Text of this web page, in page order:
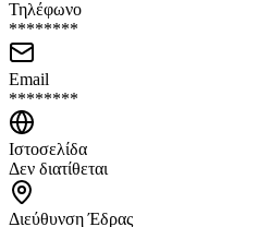
Τηλέφωνο
********
Email
********
Ιστοσελίδα
Δεν διατίθεται
Διεύθυνση Έδρας